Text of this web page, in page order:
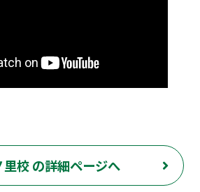
里校 の詳細ページへ